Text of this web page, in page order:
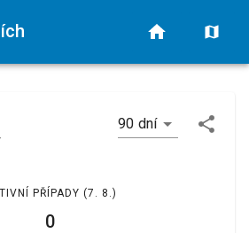
90 dní
PŘÍPADY (7. 8.)
0